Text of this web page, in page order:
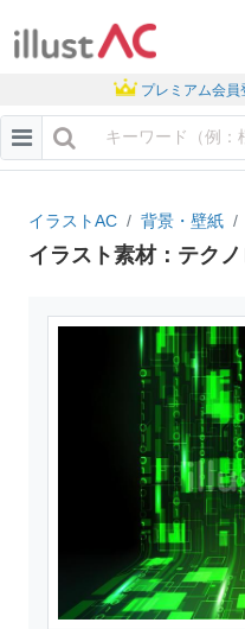
プレミアム会員
イラストAC 背景・壁紙
イラスト素材：テクノ